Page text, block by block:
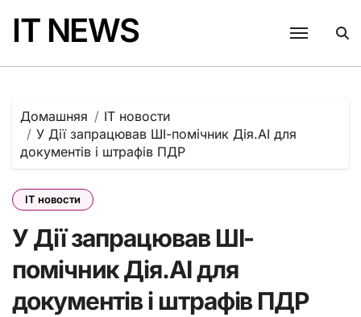
содержанию
IT NEWS
Домашняя
IT новости
У Дії запрацював ШІ-помічник Дія.AI для
документів і штрафів ПДР
IT новости
У Дії запрацював ШІ-
помічник Дія.AI для
документів і штрафів ПДР